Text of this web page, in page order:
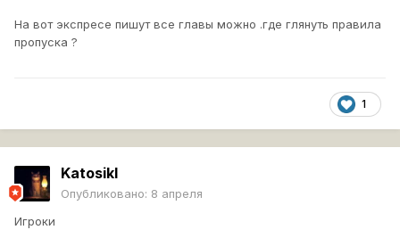
На вот экспресе пишут все главы можно .где глянуть правила
пропуска ?
1
Katosikl
Опубликовано: 8 апреля
Игроки